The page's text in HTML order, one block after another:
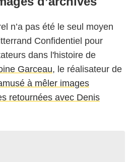
n’a pas été le seul moyen
Confidentiel pour
dans l'histoire de
Garceau, le réalisateur de
à mêler images
retournées avec Denis